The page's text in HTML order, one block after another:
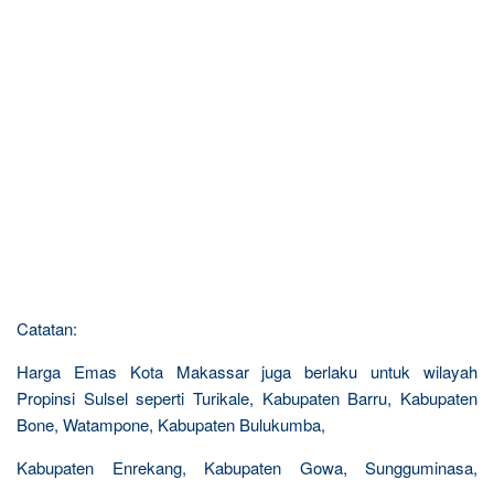
Catatan:
Harga Emas Kota Makassar juga berlaku untuk wilayah
Propinsi Sulsel seperti Turikale, Kabupaten Barru, Kabupaten
Bone, Watampone, Kabupaten Bulukumba,
Kabupaten Enrekang, Kabupaten Gowa, Sungguminasa,